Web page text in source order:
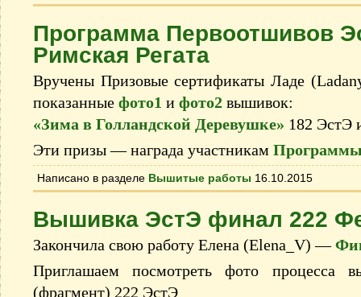
Программа Первоотшивов
Римская Регата
Вручены Призовые сертификаты Ладе
показанные фото1 и фото2 вышивок:
«Зима в Голландской Деревушке» 182 ЭстЭ
Эти призы — награда участникам
Написано в разделе Вышитые работы 16.10.2015
Вышивка ЭстЭ финал 222
Закончила свою работу Елена (Elena_V) —
Приглашаем посмотреть фото процесса
(фрагмент) 222 ЭстЭ